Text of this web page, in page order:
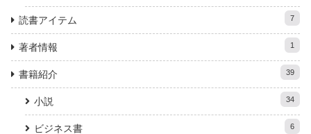
読書アイテム 7
著者情報 1
書籍紹介 39
小説 34
ビジネス書 6